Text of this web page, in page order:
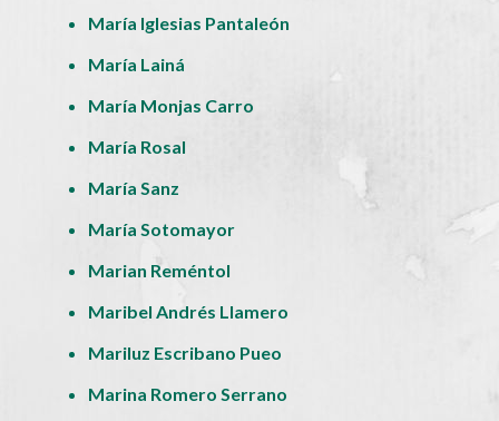
María Iglesias Pantaleón
María Lainá
María Monjas Carro
María Rosal
María Sanz
María Sotomayor
Marian Reméntol
Maribel Andrés Llamero
Mariluz Escribano Pueo
Marina Romero Serrano